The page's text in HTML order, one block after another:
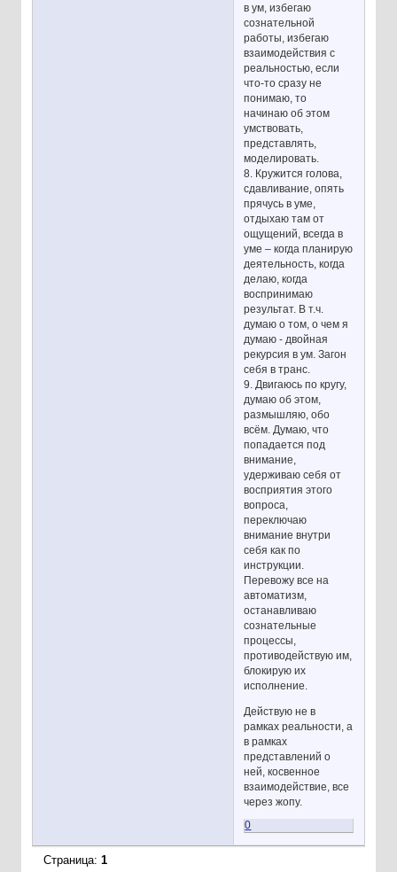
в ум, избегаю
сознательной
работы, избегаю
взаимодействия с
реальностью, если
что-то сразу не
понимаю, то
начинаю об этом
умствовать,
представлять,
моделировать.
8. Кружится голова,
сдавливание, опять
прячусь в уме,
отдыхаю там от
ощущений, всегда в
уме – когда планирую
деятельность, когда
делаю, когда
воспринимаю
результат. В т.ч.
думаю о том, о чем я
думаю - двойная
рекурсия в ум. Загон
себя в транс.
9. Двигаюсь по кругу,
думаю об этом,
размышляю, обо
всём. Думаю, что
попадается под
внимание,
удерживаю себя от
восприятия этого
вопроса,
переключаю
внимание внутри
себя как по
инструкции.
Перевожу все на
автоматизм,
останавливаю
сознательные
процессы,
противодействую им,
блокирую их
исполнение.
Действую не в
рамках реальности, а
в рамках
представлений о
ней, косвенное
взаимодействие, все
через жопу.
0
Страница: 1